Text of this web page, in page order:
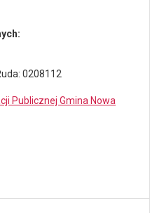
0208112
Publicznej Gmina Nowa